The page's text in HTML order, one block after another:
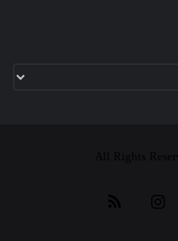
‫YouTube انستقرام